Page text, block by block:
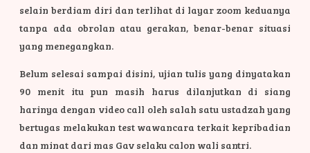
selain berdiam diri dan terlihat di layar zoom keduanya
tanpa ada obrolan atau gerakan, benar-benar situasi
yang menegangkan.
Belum selesai sampai disini, ujian tulis yang dinyatakan
90 menit itu pun masih harus dilanjutkan di siang
harinya dengan video call oleh salah satu ustadzah yang
bertugas melakukan test wawancara terkait kepribadian
dan minat dari mas Gav selaku calon wali santri.